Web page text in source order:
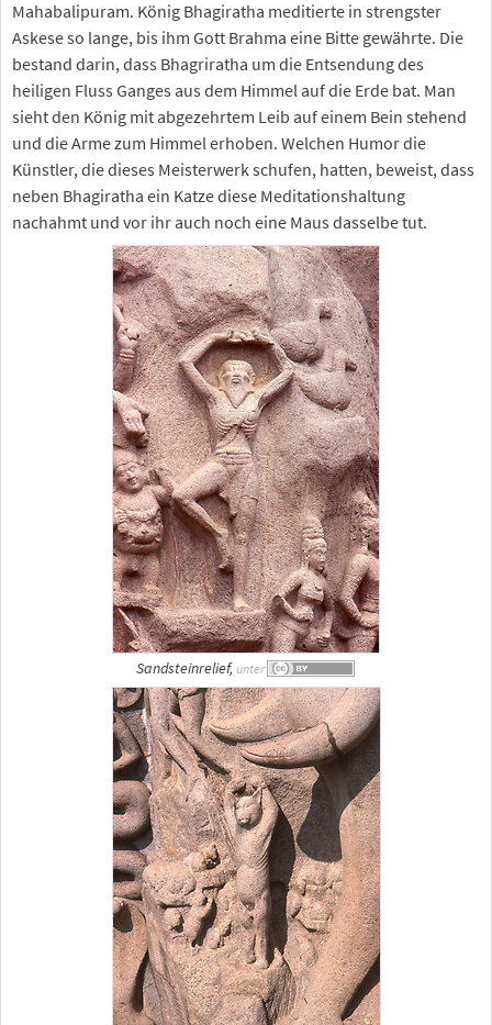
Mahabalipuram. König Bhagiratha meditierte in strengster
Askese so lange, bis ihm Gott Brahma eine Bitte gewährte. Die
bestand darin, dass Bhagriratha um die Entsendung des
heiligen Fluss Ganges aus dem Himmel auf die Erde bat. Man
sieht den König mit abgezehrtem Leib auf einem Bein stehend
und die Arme zum Himmel erhoben. Welchen Humor die
Künstler, die dieses Meisterwerk schufen, hatten, beweist, dass
neben Bhagiratha ein Katze diese Meditationshaltung
nachahmt und vor ihr auch noch eine Maus dasselbe tut.
Sandsteinrelief, unter